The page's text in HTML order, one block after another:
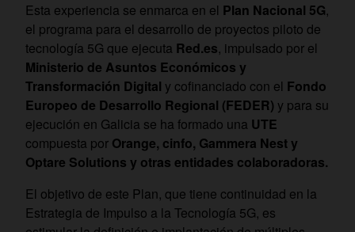
Esta experiencia se enmarca en el Plan Nacional 5G,
el programa para el desarrollo de proyectos piloto de
tecnología 5G que ejecuta Red.es, impulsado por el
Ministerio de Asuntos Económicos y
Transformación Digital y cofinanciado con el Fondo
Europeo de Desarrollo Regional (FEDER) y para su
ejecución en Galicia se ha formado una UTE
compuesta por Orange, cinfo, Gammera Nest y
Optare Solutions y otras entidades colaboradoras.
El objetivo de este Plan, que tiene continuidad en la
Estrategia de Impulso a la Tecnología 5G, es